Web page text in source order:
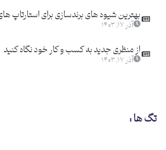
بهترین شیوه های برندسازی برای استارتاپ های
آذر ۱۷, ۱۴۰۳
از منظری جدید به کسب و کار خود نگاه کنید
آذر ۱۷, ۱۴۰۳
تگ ها :